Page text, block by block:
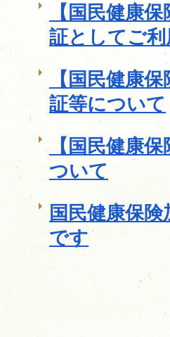
【国民健康
証としてご
【国民健康
証等について
【国民健康
ついて
国民健康保
です